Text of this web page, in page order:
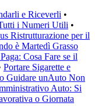
e Riceverli •
i Numeri Utili •
Ristrutturazione per il
è Martedì Grasso
Cosa Fare se il
Portare Sigarette e
Guidare unAuto Non
Auto: Si
o Giornata